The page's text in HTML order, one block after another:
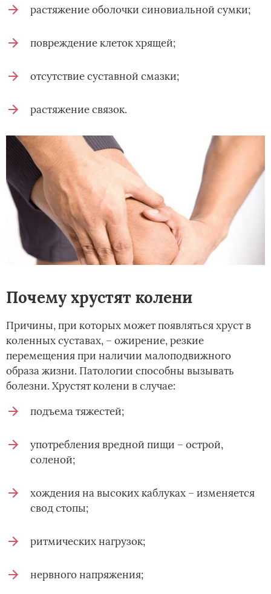
растяжение оболочки синовиальной сумки;
повреждение клеток хрящей;
отсутствие суставной смазки;
растяжение связок.
Почему хрустят колени
Причины, при которых может появляться хруст в
коленных суставах, – ожирение, резкие
перемещения при наличии малоподвижного
образа жизни. Патологии способны вызывать
болезни. Хрустят колени в случае:
подъема тяжестей;
употребления вредной пищи – острой,
соленой;
хождения на высоких каблуках – изменяется
свод стопы;
ритмических нагрузок;
нервного напряжения;